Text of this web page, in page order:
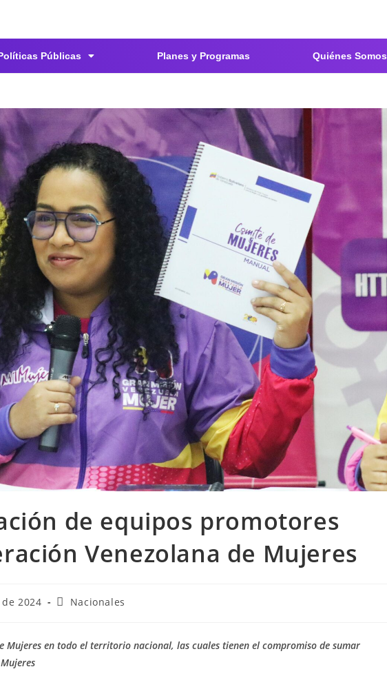
Públicas Planes y Programas Quiénes Somos
de equipos promotores
Venezolana de Mujeres
2024 Nacionales
Mujeres en todo el territorio nacional, las cuales tienen el compromiso de sumar